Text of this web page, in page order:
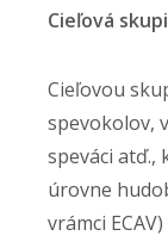
Cieľová
Cieľovou
spevokolov,
speváci atď.,
úrovne
vrámci